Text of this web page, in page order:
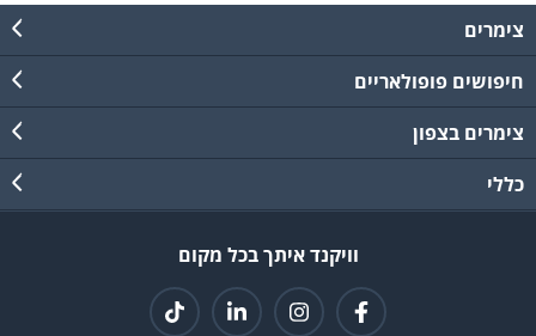
צימרים
חיפושים פופולאריים
צימרים בצפון
כללי
וויקנד איתך בכל מקום